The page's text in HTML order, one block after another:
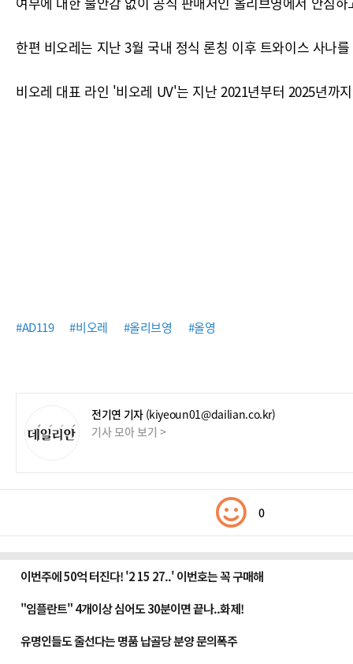
한편 비오레는 지난 3월 국내 정식 론칭 이후 트와이스 사나
비오레 대표 라인 '비오레 UV'는 지난 2021년부터 2025년까
#AD119 #비오레 #올리브영 #올영
전기연 기자 (kiyeoun01@dailian.co.kr)
기사 모아 보기 >
0